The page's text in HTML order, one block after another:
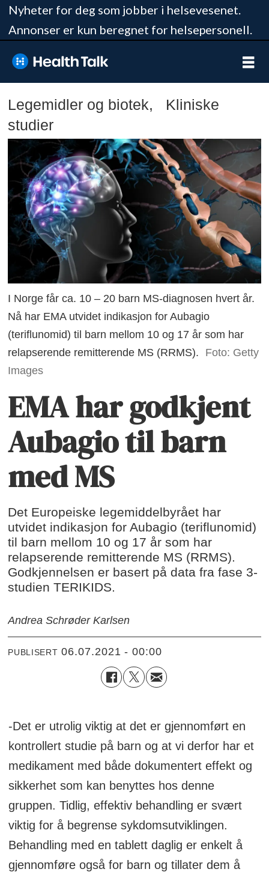
Nyheter for deg som jobber i helsevesenet.
Annonser er kun beregnet for helsepersonell.
Legemidler og biotek, Kliniske
studier
I Norge får ca. 10 – 20 barn MS-diagnosen hvert år.
Nå har EMA utvidet indikasjon for Aubagio
(teriflunomid) til barn mellom 10 og 17 år som har
relapserende remitterende MS (RRMS).
Foto: Getty
Images
EMA har godkjent
Aubagio til barn
med MS
Det Europeiske legemiddelbyrået har
utvidet indikasjon for Aubagio (teriflunomid)
til barn mellom 10 og 17 år som har
relapserende remitterende MS (RRMS).
Godkjennelsen er basert på data fra fase 3-
studien TERIKIDS.
Andrea Schrøder Karlsen
PUBLISERT 06.07.2021 - 00:00
-Det er utrolig viktig at det er gjennomført en
kontrollert studie på barn og at vi derfor har et
medikament med både dokumentert effekt og
sikkerhet som kan benyttes hos denne
gruppen. Tidlig, effektiv behandling er svært
viktig for å begrense sykdomsutviklingen.
Behandling med en tablett daglig er enkelt å
gjennomføre også for barn og tillater dem å